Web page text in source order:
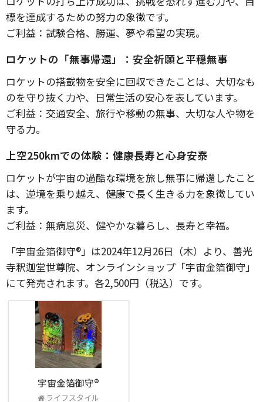
標を達成するための努力の象徴です。
ご利益：試験合格、勝運、夢や希望の実現。
ロケットの「無事帰還」：安全祈願と平穏無事
ロケットの搭載物を安全に回収できたことは、大切なも
のを守り抜く力や、日常生活の安心を表しています。
ご利益：交通安全、旅行や移動の無事、大切な人や物を
守る力。
上空250kmでの体験：健康長寿と心身安泰
ロケットが宇宙の過酷な環境を旅し無事に帰還したこと
は、逆境を乗り越え、健康で長く生きる力を象徴してい
ます。
ご利益：無病息災、健やかな暮らし、長寿と幸福。
「宇宙金箔御守®」は2024年12月26日（木）より、善光
寺釈迦堂世尊院、オンラインショップ「宇宙金箔御守」
にて発売されます。各2,500円（税込）です。
宇宙金箔御守®
ライフスタイル